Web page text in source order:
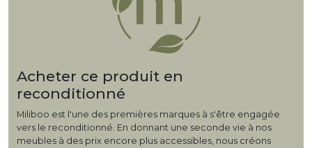
Acheter ce produit en
reconditionné
Miliboo est l'une des premières marques à s'être engagée
vers le reconditionné. En donnant une seconde vie à nos
meubles à des prix encore plus accessibles, nous créons